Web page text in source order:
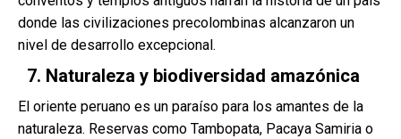
donde las civilizaciones precolombinas alcanzaron un
nivel de desarrollo excepcional.
7. Naturaleza y biodiversidad amazónica
El oriente peruano es un paraíso para los amantes de la
naturaleza. Reservas como Tambopata, Pacaya Samiria o